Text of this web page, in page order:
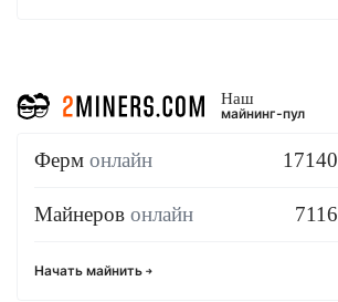
Наш
майнинг-пул
Ферм онлайн 17140
Майнеров онлайн 7116
Начать майнить